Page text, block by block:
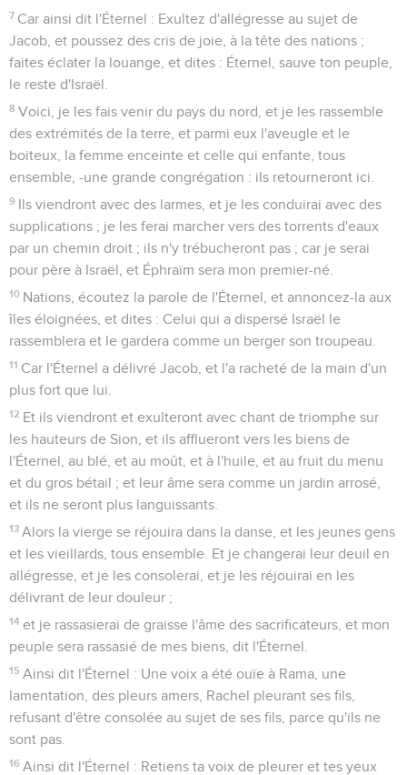
7 Car ainsi dit l'Éternel : Exultez d'allégresse au sujet de
Jacob, et poussez des cris de joie, à la tête des nations ;
faites éclater la louange, et dites : Éternel, sauve ton peuple,
le reste d'Israël.
8 Voici, je les fais venir du pays du nord, et je les rassemble
des extrémités de la terre, et parmi eux l'aveugle et le
boiteux, la femme enceinte et celle qui enfante, tous
ensemble, -une grande congrégation : ils retourneront ici.
9 Ils viendront avec des larmes, et je les conduirai avec des
supplications ; je les ferai marcher vers des torrents d'eaux
par un chemin droit ; ils n'y trébucheront pas ; car je serai
pour père à Israël, et Éphraïm sera mon premier-né.
10 Nations, écoutez la parole de l'Éternel, et annoncez-la aux
îles éloignées, et dites : Celui qui a dispersé Israël le
rassemblera et le gardera comme un berger son troupeau.
11 Car l'Éternel a délivré Jacob, et l'a racheté de la main d'un
plus fort que lui.
12 Et ils viendront et exulteront avec chant de triomphe sur
les hauteurs de Sion, et ils afflueront vers les biens de
l'Éternel, au blé, et au moût, et à l'huile, et au fruit du menu
et du gros bétail ; et leur âme sera comme un jardin arrosé,
et ils ne seront plus languissants.
13 Alors la vierge se réjouira dans la danse, et les jeunes gens
et les vieillards, tous ensemble. Et je changerai leur deuil en
allégresse, et je les consolerai, et je les réjouirai en les
délivrant de leur douleur ;
14 et je rassasierai de graisse l'âme des sacrificateurs, et mon
peuple sera rassasié de mes biens, dit l'Éternel.
15 Ainsi dit l'Éternel : Une voix a été ouïe à Rama, une
lamentation, des pleurs amers, Rachel pleurant ses fils,
refusant d'être consolée au sujet de ses fils, parce qu'ils ne
sont pas.
16 Ainsi dit l'Éternel : Retiens ta voix de pleurer et tes yeux